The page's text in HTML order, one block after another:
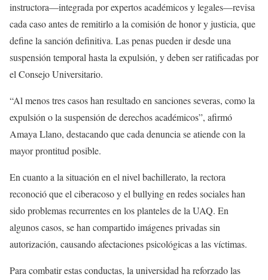
instructora—integrada por expertos académicos y legales—revisa
cada caso antes de remitirlo a la comisión de honor y justicia, que
define la sanción definitiva. Las penas pueden ir desde una
suspensión temporal hasta la expulsión, y deben ser ratificadas por
el Consejo Universitario.
“Al menos tres casos han resultado en sanciones severas, como la
expulsión o la suspensión de derechos académicos”, afirmó
Amaya Llano, destacando que cada denuncia se atiende con la
mayor prontitud posible.
En cuanto a la situación en el nivel bachillerato, la rectora
reconoció que el ciberacoso y el bullying en redes sociales han
sido problemas recurrentes en los planteles de la UAQ. En
algunos casos, se han compartido imágenes privadas sin
autorización, causando afectaciones psicológicas a las víctimas.
Para combatir estas conductas, la universidad ha reforzado las